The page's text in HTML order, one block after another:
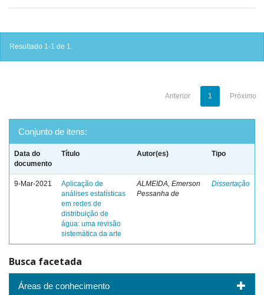
Resultado 1-1 de 1.
Anterior 1 Próximo
Conjunto de itens:
Data do
documento
Título Autor(es) Tipo
9-Mar-2021
Aplicação de
análises estatísticas
em redes de
distribuição de
água: uma revisão
sistemática da arte
ALMEIDA, Emerson
Pessanha de
Dissertação
Busca facetada
Áreas de conhecimento